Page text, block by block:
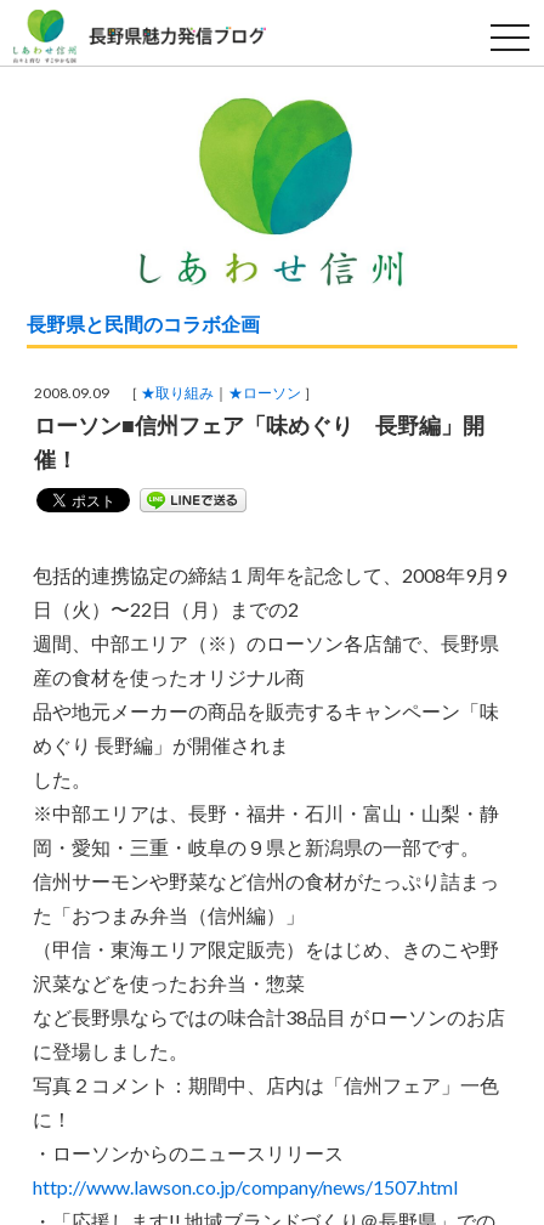
t
o
g
長野県と民間のコラボ企画
2008.09.09 ［ ★取り組み ★ローソン ］
ローソン■信州フェア「味めぐり 長野編」開
催！
包括的連携協定の締結１周年を記念して、2008年9月9
日（火）〜22日（月）までの2
週間、中部エリア（※）のローソン各店舗で、長野県
産の食材を使ったオリジナル商
品や地元メーカーの商品を販売するキャンペーン「味
めぐり 長野編」が開催されま
した。
※中部エリアは、長野・福井・石川・富山・山梨・静
岡・愛知・三重・岐阜の９県と新潟県の一部です。
信州サーモンや野菜など信州の食材がたっぷり詰まっ
た「おつまみ弁当（信州編）」
（甲信・東海エリア限定販売）をはじめ、きのこや野
沢菜などを使ったお弁当・惣菜
など長野県ならではの味合計38品目 がローソンのお店
に登場しました。
写真２コメント：期間中、店内は「信州フェア」一色
に！
・ローソンからのニュースリリース
http://www.lawson.co.jp/company/news/1507.html